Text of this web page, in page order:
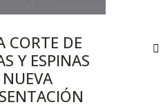
CORTE DE
Y ESPINAS
NUEVA